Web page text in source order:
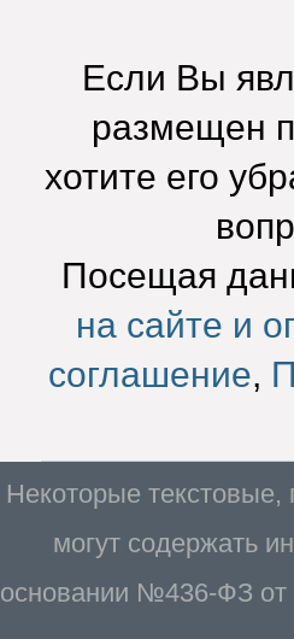
Если Вы
размещен
хотите его
Посещая
на сайте и
соглашение,
Некоторые
могут содержать
основании №436-ФЗ от